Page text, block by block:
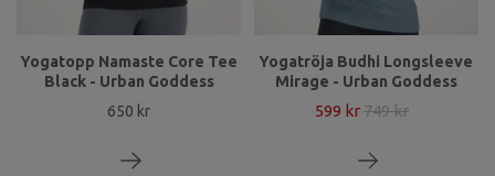
Yogatopp Namaste Core Tee
Black - Urban Goddess
650 kr
Yogatröja Budhi Longsleeve
Mirage - Urban Goddess
599 kr749 kr